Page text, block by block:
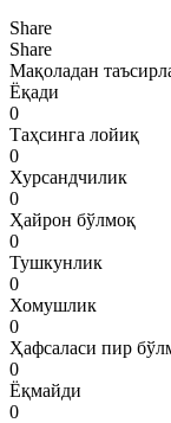
Share
Share
Мақоладан
Ёқади
0
Таҳсинга лойиқ
0
Хурсандчилик
0
Ҳайрон бўлмоқ
0
Тушкунлик
0
Хомушлик
0
Ҳафсаласи пир
0
Ёқмайди
0